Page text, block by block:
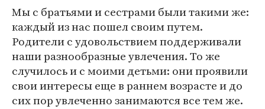
Мы с братьями и сестрами были такими же:
каждый из нас пошел своим путем.
Родители с удовольствием поддерживали
наши разнообразные увлечения. То же
случилось и с моими детьми: они проявили
свои интересы еще в раннем возрасте и до
сих пор увлеченно занимаются все тем же.